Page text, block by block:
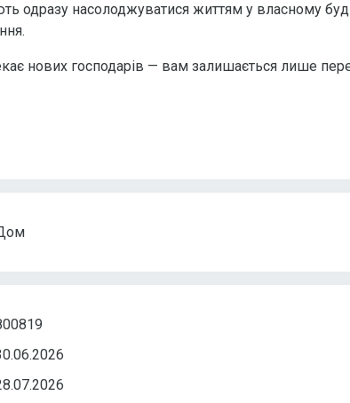
одразу насолоджуватися життям у власному
нових господарів — вам залишається лише